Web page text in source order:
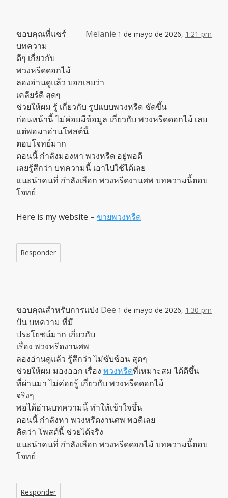
Melanie 1 de mayo de 2026, 1:21 pm
ขอบคุณที่แชร์
บทความ
ดีๆ เกี่ยวกับ
พวงหรีดดอกไม้
ลองอ่านดูแล้ว บอกเลยว่า
เคลียร์ดี สุดๆ
ช่วยให้ผม รู้ เกี่ยวกับ รูปแบบพวงหรีด ชัดขึ้น
ก่อนหน้านี้ ไม่ค่อยมีข้อมูล เกี่ยวกับ พวงหรีดดอกไม้ เลย
แต่พอมาอ่านโพสต์นี้
ตอบโจทย์มาก
ตอนนี้ กำลังมองหา พวงหรีด อยู่พอดี
เลยรู้สึกว่า บทความนี้ เอาไปใช้ได้เลย
แนะนำคนที่ กำลังเลือก พวงหรีดงานศพ บทความนี้ตอบ
โจทย์
Here is my website – ขายพวงหรีด
Responder
Dee 1 de mayo de 2026, 1:30 pm
ขอบคุณสำหรับการแบ่ง
ปัน บทความ ที่มี
ประโยชน์มาก เกี่ยวกับ
เรื่อง พวงหรีดงานศพ
ลองอ่านดูแล้ว รู้สึกว่า ไม่ซับซ้อน สุดๆ
ช่วยให้ผม มองออก เรื่อง พวงหรีดที่เหมาะสม ได้ดีขึ้น
ที่ผ่านมา ไม่ค่อยรู้ เกี่ยวกับ พวงหรีดดอกไม้
จริงๆ
พอได้อ่านบทความนี้ ทำให้เข้าใจขึ้น
ตอนนี้ กำลังหา พวงหรีดงานศพ พอดีเลย
คิดว่า โพสต์นี้ ช่วยได้จริง
แนะนำคนที่ กำลังเลือก พวงหรีดดอกไม้ บทความนี้ตอบ
โจทย์
Responder